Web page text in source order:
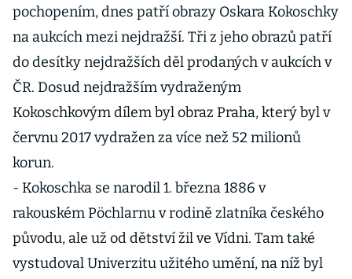
pochopením, dnes patří obrazy Oskara Kokoschky
na aukcích mezi nejdražší. Tři z jeho obrazů patří
do desítky nejdražších děl prodaných v aukcích v
ČR. Dosud nejdražším vydraženým
Kokoschkovým dílem byl obraz Praha, který byl v
červnu 2017 vydražen za více než 52 milionů
korun.
- Kokoschka se narodil 1. března 1886 v
rakouském Pöchlarnu v rodině zlatníka českého
původu, ale už od dětství žil ve Vídni. Tam také
vystudoval Univerzitu užitého umění, na níž byl